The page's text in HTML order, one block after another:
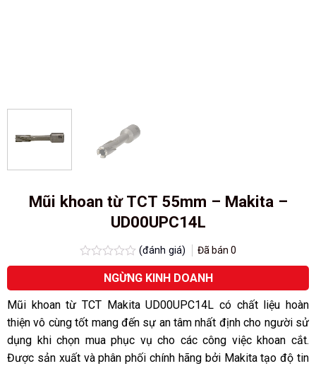
Mũi khoan từ TCT 55mm – Makita –
UD00UPC14L
Được
hạng
0.0
5
sao
(đánh giá) Đã bán0
NGỪNG KINH DOANH
Mũi khoan từ TCT Makita UD00UPC14L có chất liệu hoàn
thiện vô cùng tốt mang đến sự an tâm nhất định cho người sử
dụng khi chọn mua phục vụ cho các công việc khoan cắt.
Được sản xuất và phân phối chính hãng bởi Makita tạo độ tin